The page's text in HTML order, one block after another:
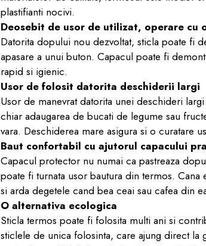
plastifianti nocivi.
Deosebit de usor de utilizat, operare cu
Datorita dopului nou dezvoltat, sticla poate fi
apasare a unui buton. Capacul poate fi
rapid si igienic.
Usor de folosit datorita deschiderii largi
Usor de manevrat datorita unei deschideri
chiar adaugarea de bucati de legume sau
vara. Deschiderea mare asigura si o curatare
Baut confortabil cu ajutorul capacului
Capacul protector nu numai ca pastreaza
poate fi turnata usor bautura din termos.
si arda degetele cand bea ceai sau cafea din
O alternativa ecologica
Sticla termos poate fi folosita multi ani si
sticlele de unica folosinta, care ajung direct la